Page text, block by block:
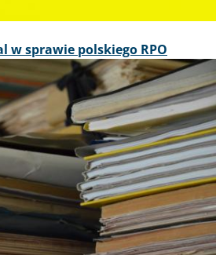
sprawie polskiego RPO